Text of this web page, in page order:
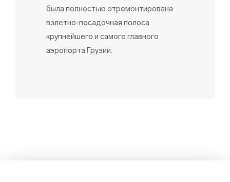
была полностью отремонтирована
взлетно-посадочная полоса
крупнейшего и самого главного
аэропорта Грузии.